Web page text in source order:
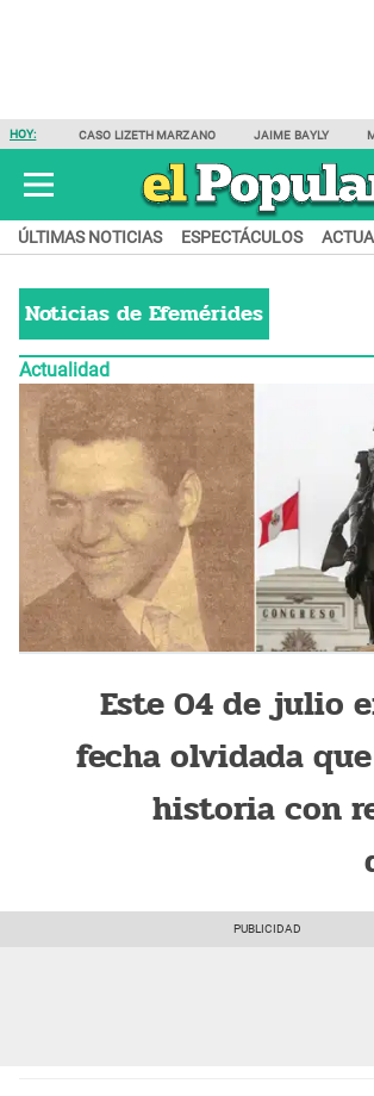
HOY: CASO LIZETH MARZANO JAIME BAYLY
ÚLTIMAS NOTICIAS ESPECTÁCULOS
Noticias de Efemérides
Actualidad
Este 04 de julio
fecha olvidada
historia con